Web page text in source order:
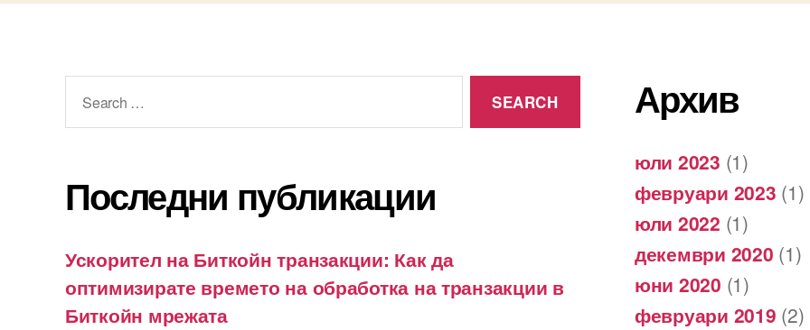
for:
Последни публикации
Ускорител на Биткойн транзакции: Как да
оптимизирате времето на обработка на транзакции в
Биткойн мрежата
Архив
юли 2023 (1)
февруари 2023 (1)
юли 2022 (1)
декември 2020 (1)
юни 2020 (1)
февруари 2019 (2)